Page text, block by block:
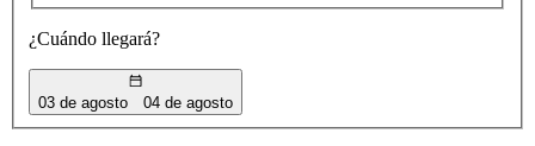
¿Cuándo llegará?
03 de agosto 04 de agosto